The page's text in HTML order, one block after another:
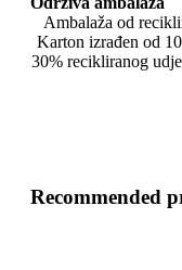
Ambalaža od
Karton izrađen od
30% recikliranog
Recommended